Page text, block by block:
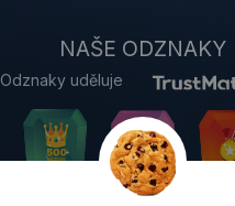
NAŠE ODZNAKY
Odznaky uděluje